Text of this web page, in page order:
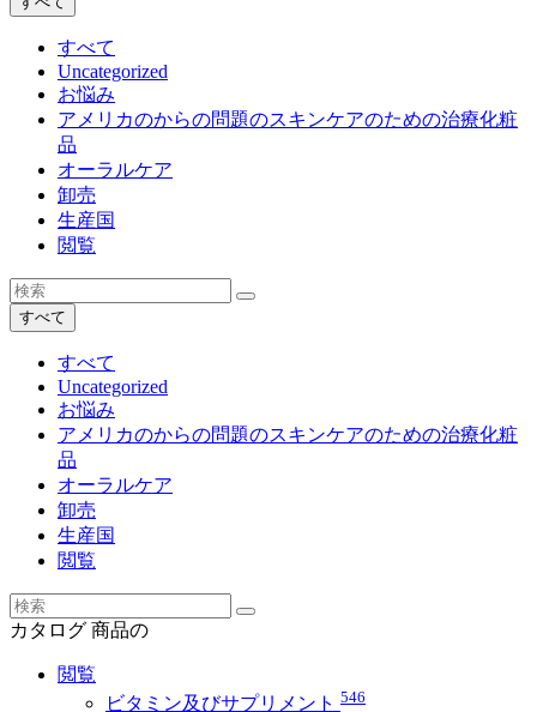
すべて
Uncategorized
お悩み
アメリカのからの問題のスキンケアのための治療化粧
品
オーラルケア
卸売
生産国
閲覧
すべて
すべて
Uncategorized
お悩み
アメリカのからの問題のスキンケアのための治療化粧
品
オーラルケア
卸売
生産国
閲覧
カタログ 商品の
閲覧
ビタミン及びサプリメント 546